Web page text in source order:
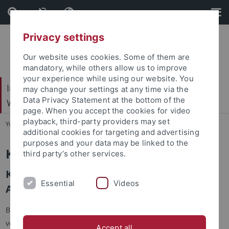
Skip
to
content
Skip
to
footer
Internationales Zentrum für Ethik in den
Wissenschaften (IZEW)
You are here: Startseite ... KoBeLU
KoBeLU
Kontextbewusste Lernumgebung für die
Aus- und Weiterbildung
Berufliche Aus- und Weiterbildung findet oft in speziell dafür
vorgesehenen Umgebungen statt, in denen abstraktes Wissen
Privacy settings
Our website uses cookies. Some of them are
mandatory, while others allow us to improve
your experience while using our website. You
may change your settings at any time via the
Data Privacy Statement at the bottom of the
page. When you accept the cookies for video
playback, third-party providers may set
additional cookies for targeting and advertising
purposes and your data may be linked to the
third party’s other services.
Essential Videos